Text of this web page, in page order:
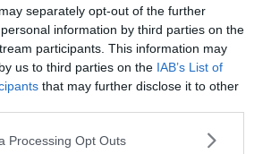
separately opt-out of the further
information by third parties on the
participants. This information may
us to third parties on the IAB’s List of
that may further disclose it to other
Processing Opt Outs
sur le Saint-Laurent à Montréal
villages de bord de mer en